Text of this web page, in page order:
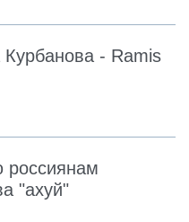
- Ramis
"ахуй"